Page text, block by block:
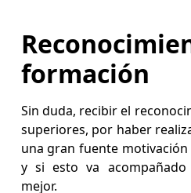
formación
Sin duda, recibir el
superiores, por haber
una gran fuente
y si esto va
mejor.